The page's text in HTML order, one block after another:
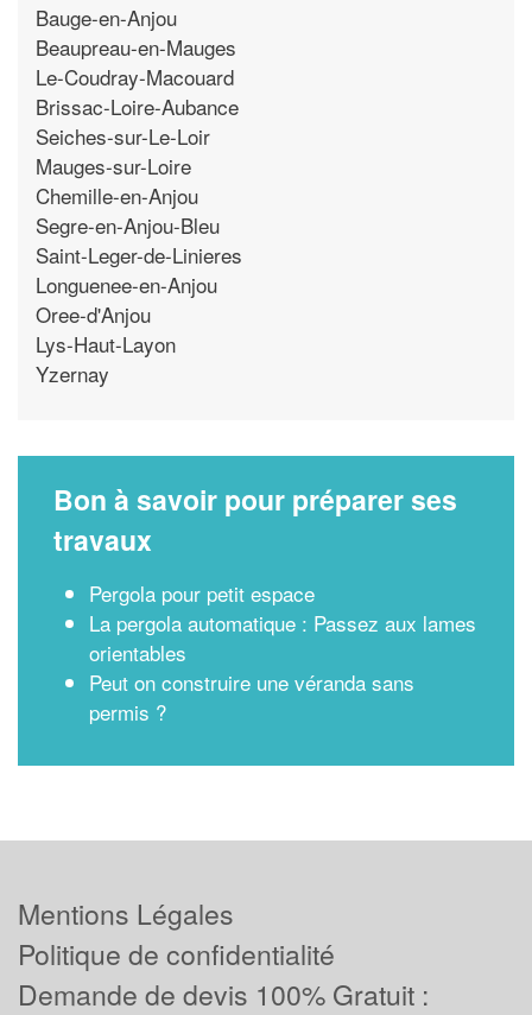
Bauge-en-Anjou
Beaupreau-en-Mauges
Le-Coudray-Macouard
Brissac-Loire-Aubance
Seiches-sur-Le-Loir
Mauges-sur-Loire
Chemille-en-Anjou
Segre-en-Anjou-Bleu
Saint-Leger-de-Linieres
Longuenee-en-Anjou
Oree-d'Anjou
Lys-Haut-Layon
Yzernay
Bon à savoir pour préparer ses
travaux
Pergola pour petit espace
La pergola automatique : Passez aux lames
orientables
Peut on construire une véranda sans
permis ?
Mentions Légales
Politique de confidentialité
Demande de devis 100% Gratuit :